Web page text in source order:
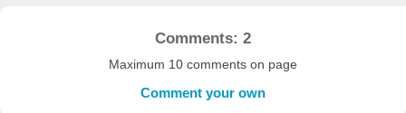
Comments: 2
Maximum 10 comments on page
Comment your own